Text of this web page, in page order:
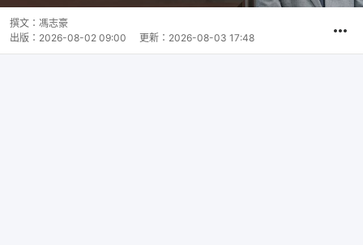
撰文： 馮志豪
出版： 2026-08-02 09:00 更新： 2026-08-03 17:48